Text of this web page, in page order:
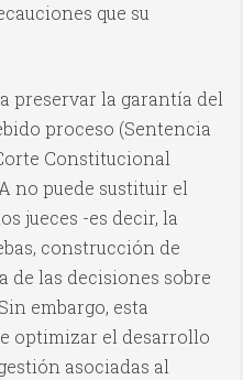
que su
preservar la garantía del
proceso (Sentencia
Constitucional
no puede sustituir el
jueces -es decir, la
construcción de
de las decisiones sobre
embargo, esta
optimizar el desarrollo
asociadas al